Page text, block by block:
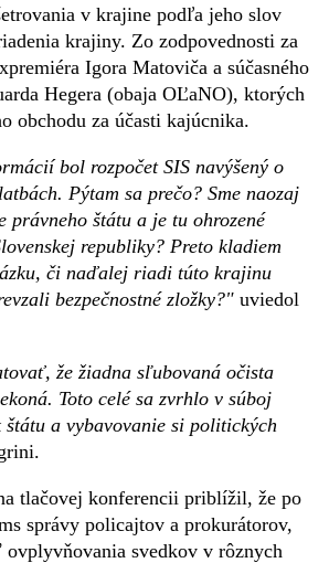
v krajine podľa jeho slov
krajiny. Zo zodpovednosti za
Igora Matoviča a súčasného
Hegera (obaja OĽaNO), ktorých
obchodu za účasti kajúcnika.
bol rozpočet SIS navýšený o
Pýtam sa prečo? Sme naozaj
právneho štátu a je tu ohrozené
republiky? Preto kladiem
či naďalej riadi túto krajinu
bezpečnostné zložky?" uviedol
že žiadna sľubovaná očista
Toto celé sa zvrhlo v súboj
štátu a vybavovanie si politických
tlačovej konferencii priblížil, že po
správy policajtov a prokurátorov,
svedkov v rôznych